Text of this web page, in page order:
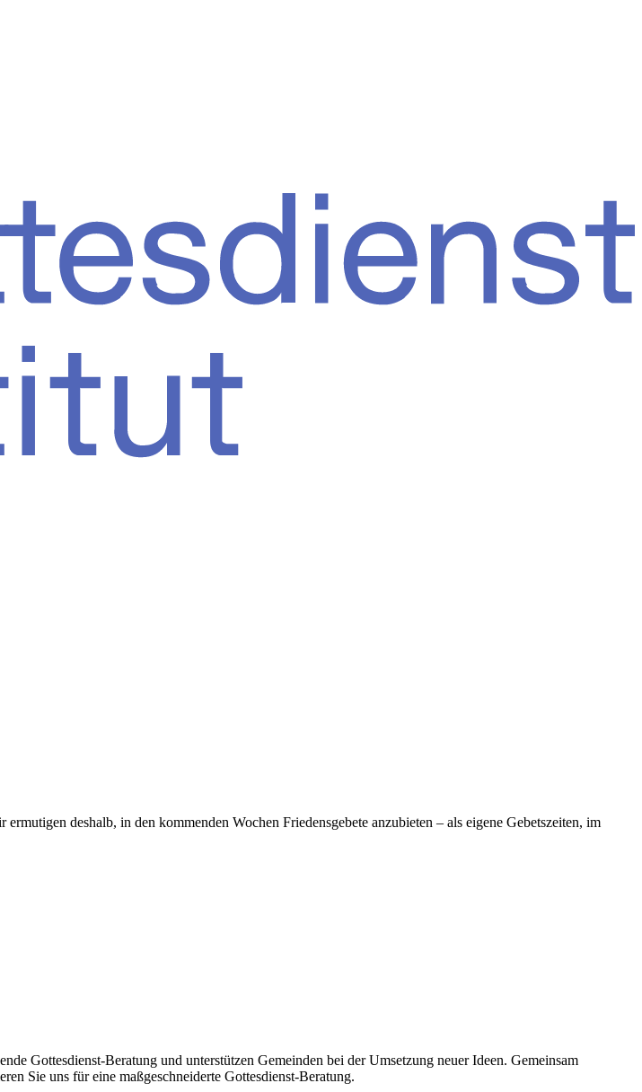
deshalb, in den kommenden Wochen Friedensgebete anzubieten – als eigene Gebetszeiten, im
Gottesdienst-Beratung und unterstützen Gemeinden bei der Umsetzung neuer Ideen. Gemeinsam
Sie uns für eine maßgeschneiderte Gottesdienst-Beratung.